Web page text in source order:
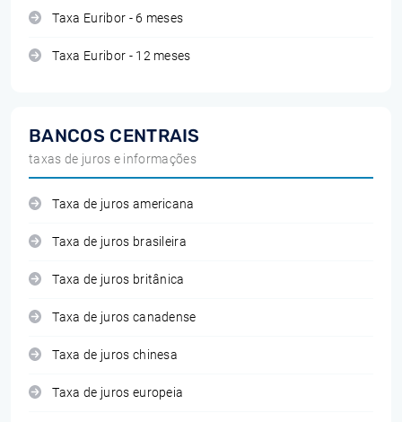
Taxa Euribor - 6 meses
Taxa Euribor - 12 meses
BANCOS CENTRAIS
taxas de juros e informações
Taxa de juros americana
Taxa de juros brasileira
Taxa de juros britânica
Taxa de juros canadense
Taxa de juros chinesa
Taxa de juros europeia